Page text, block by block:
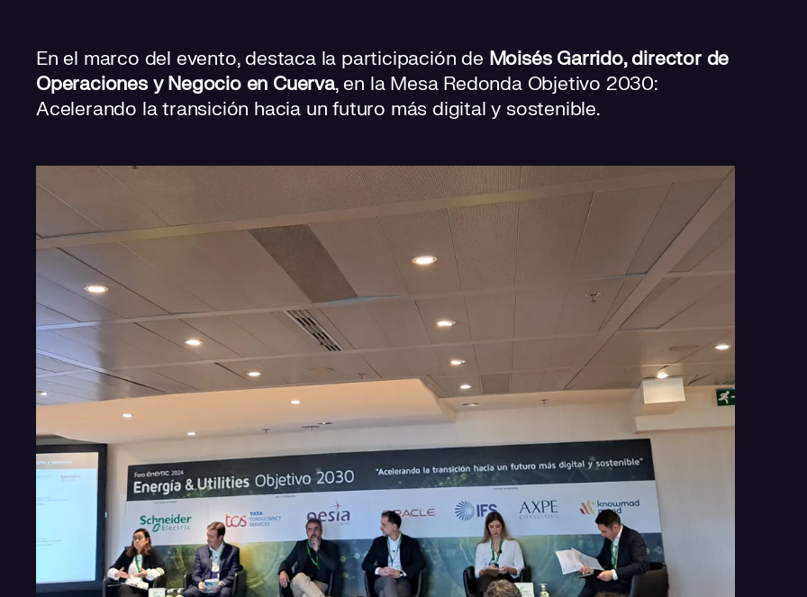
En el marco del evento, destaca la participación de Moisés Garrido, director de
Operaciones y Negocio en Cuerva, en la Mesa Redonda Objetivo 2030:
Acelerando la transición hacia un futuro más digital y sostenible.